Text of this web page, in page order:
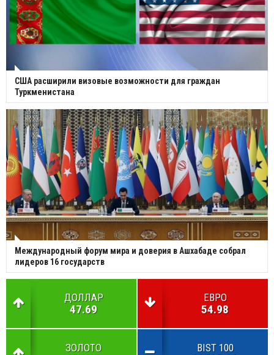
США расширили визовые возможности для граждан
Туркменистана
Международный форум мира и доверия в Ашхабаде собрал
лидеров 16 государств
ДОЛЛАР
47.69
ЕВРО
54.98
ЗОЛОТО BIST 100